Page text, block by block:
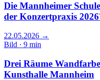
Die Mannheimer
der Konzertpraxis
22.05.2026 →
Bild · 9 min
Drei Räume
Kunsthalle Mannheim